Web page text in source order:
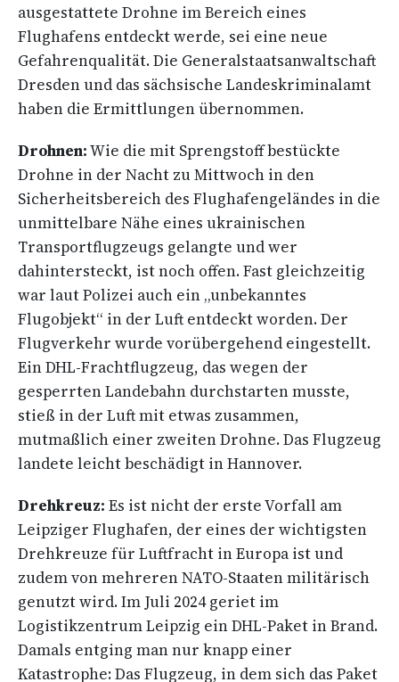
ausgestattete Drohne im Bereich eines
Flughafens entdeckt werde, sei eine neue
Gefahrenqualität. Die Generalstaatsanwaltschaft
Dresden und das sächsische Landeskriminalamt
haben die Ermittlungen übernommen.
Drohnen:Wie die mit Sprengstoff bestückte
Drohne in der Nacht zu Mittwoch in den
Sicherheitsbereich des Flughafengeländes in die
unmittelbare Nähe eines ukrainischen
Transportflugzeugs gelangte und wer
dahintersteckt, ist noch offen. Fast gleichzeitig
war laut Polizei auch ein „unbekanntes
Flugobjekt“ in der Luft entdeckt worden. Der
Flugverkehr wurde vorübergehend eingestellt.
Ein DHL-Frachtflugzeug, das wegen der
gesperrten Landebahn durchstarten musste,
stieß in der Luft mit etwas zusammen,
mutmaßlich einer zweiten Drohne. Das Flugzeug
landete leicht beschädigt in Hannover.
Drehkreuz: Es ist nicht der erste Vorfall am
Leipziger Flughafen, der eines der wichtigsten
Drehkreuze für Luftfracht in Europa ist und
zudem von mehreren NATO-Staaten militärisch
genutzt wird. Im Juli 2024 geriet im
Logistikzentrum Leipzig ein DHL-Paket in Brand.
Damals entging man nur knapp einer
Katastrophe: Das Flugzeug, in dem sich das Paket